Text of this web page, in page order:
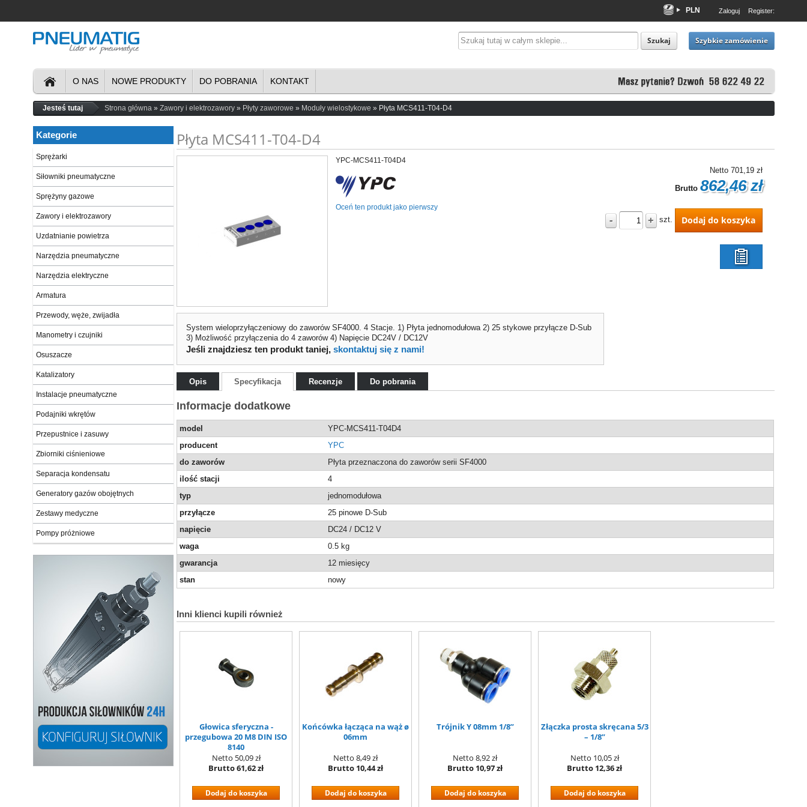
PLN
EUR
USD
Zaloguj Register:
Szukaj Szybkie zamówienie
O NAS NOWE PRODUKTY DO POBRANIA KONTAKT
Jesteś tutaj Strona główna Zawory i elektrozawory Płyty zaworowe Moduły wielostykowe Płyta MCS411-T04-D4
Płyta MCS411-T04-D4
YPC-MCS411-T04D4
Oceń ten produkt jako pierwszy
Netto 701,19 zł
Brutto 862,46 zł
- + szt. Dodaj do koszyka
listy
System wieloprzyłączeniowy do zaworów SF4000. 4 Stacje. 1) Płyta jednomodułowa 2) 25 stykowe przyłącze D-Sub
3) Możliwość przyłączenia do 4 zaworów 4) Napięcie DC24V / DC12V
Jeśli znajdziesz ten produkt taniej,skontaktuj się z nami!
Opis Specyfikacja Recenzje Do pobrania
Informacje dodatkowe
model
YPC-MCS411-T04D4
producent
YPC
do zaworów
Płyta przeznaczona do zaworów serii SF4000
ilość stacji
4
typ
jednomodułowa
przyłącze
25 pinowe D-Sub
napięcie
DC24 / DC12 V
waga
0.5 kg
gwarancja
12 miesięcy
stan
nowy
Inni klienci kupili również
Głowica sferyczna -
przegubowa 20 M8 DIN ISO
8140
Netto 50,09 zł
Brutto61,62 zł
Dodaj do koszyka
Końcówka łącząca na wąż ø
06mm
Netto 8,49 zł
Brutto 10,44 zł
Dodaj do koszyka
Trójnik Y 08mm 1/8”
Netto 8,92 zł
Brutto 10,97 zł
Dodaj do koszyka
Złączka prosta skręcana 5/3
– 1/8”
Netto 10,05 zł
Brutto 12,36 zł
Dodaj do koszyka
Kategorie
Sprężarki
Siłowniki pneumatyczne
Sprężyny gazowe
Zawory i elektrozawory
Uzdatnianie powietrza
Narzędzia pneumatyczne
Narzędzia elektryczne
Armatura
Przewody, węże, zwijadła
Manometry i czujniki
Osuszacze
Katalizatory
Instalacje pneumatyczne
Podajniki wkrętów
Przepustnice i zasuwy
Zbiorniki ciśnieniowe
Separacja kondensatu
Generatory gazów obojętnych
Zestawy medyczne
Pompy próżniowe